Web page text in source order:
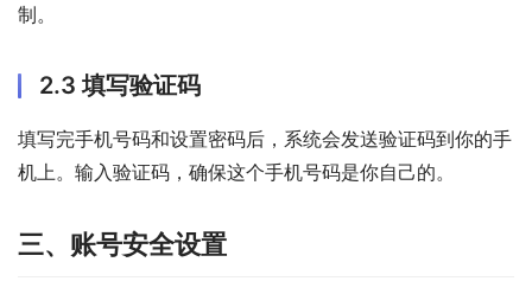
制。
2.3 填写验证码
填写完手机号码和设置密码后，系统会发送验证码到你的手
机上。输入验证码，确保这个手机号码是你自己的。
三、账号安全设置